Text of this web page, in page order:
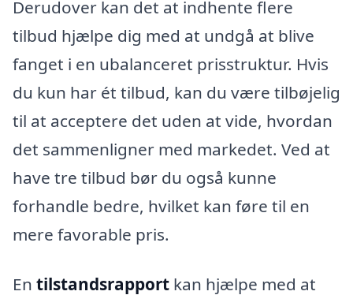
Derudover kan det at indhente flere
tilbud hjælpe dig med at undgå at blive
fanget i en ubalanceret prisstruktur. Hvis
du kun har ét tilbud, kan du være tilbøjelig
til at acceptere det uden at vide, hvordan
det sammenligner med markedet. Ved at
have tre tilbud bør du også kunne
forhandle bedre, hvilket kan føre til en
mere favorable pris.
En tilstandsrapport kan hjælpe med at